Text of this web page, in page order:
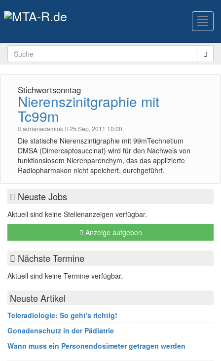
Stichwortsonntag
Nierenszinitgraphie mit
Tc99m
adrianadamiok 25 Sep, 2011 10:00
Die statische Nierenszintigraphie mit 99mTechnetium
DMSA (Dimercaptosuccinat) wird für den Nachweis von
funktionslosem Nierenparenchym, das das applizierte
Radiopharmakon nicht speichert, durchgeführt.
Neuste Jobs
Aktuell sind keine Stellenanzeigen verfügbar.
Anzeige aufgeben
Nächste Termine
Aktuell sind keine Termine verfügbar.
Neuste Artikel
Teleradiologie: So geht's richtig!
Gonadenschutz in der Pädiatrie
Wann muss ein Personendosimeter getragen werden